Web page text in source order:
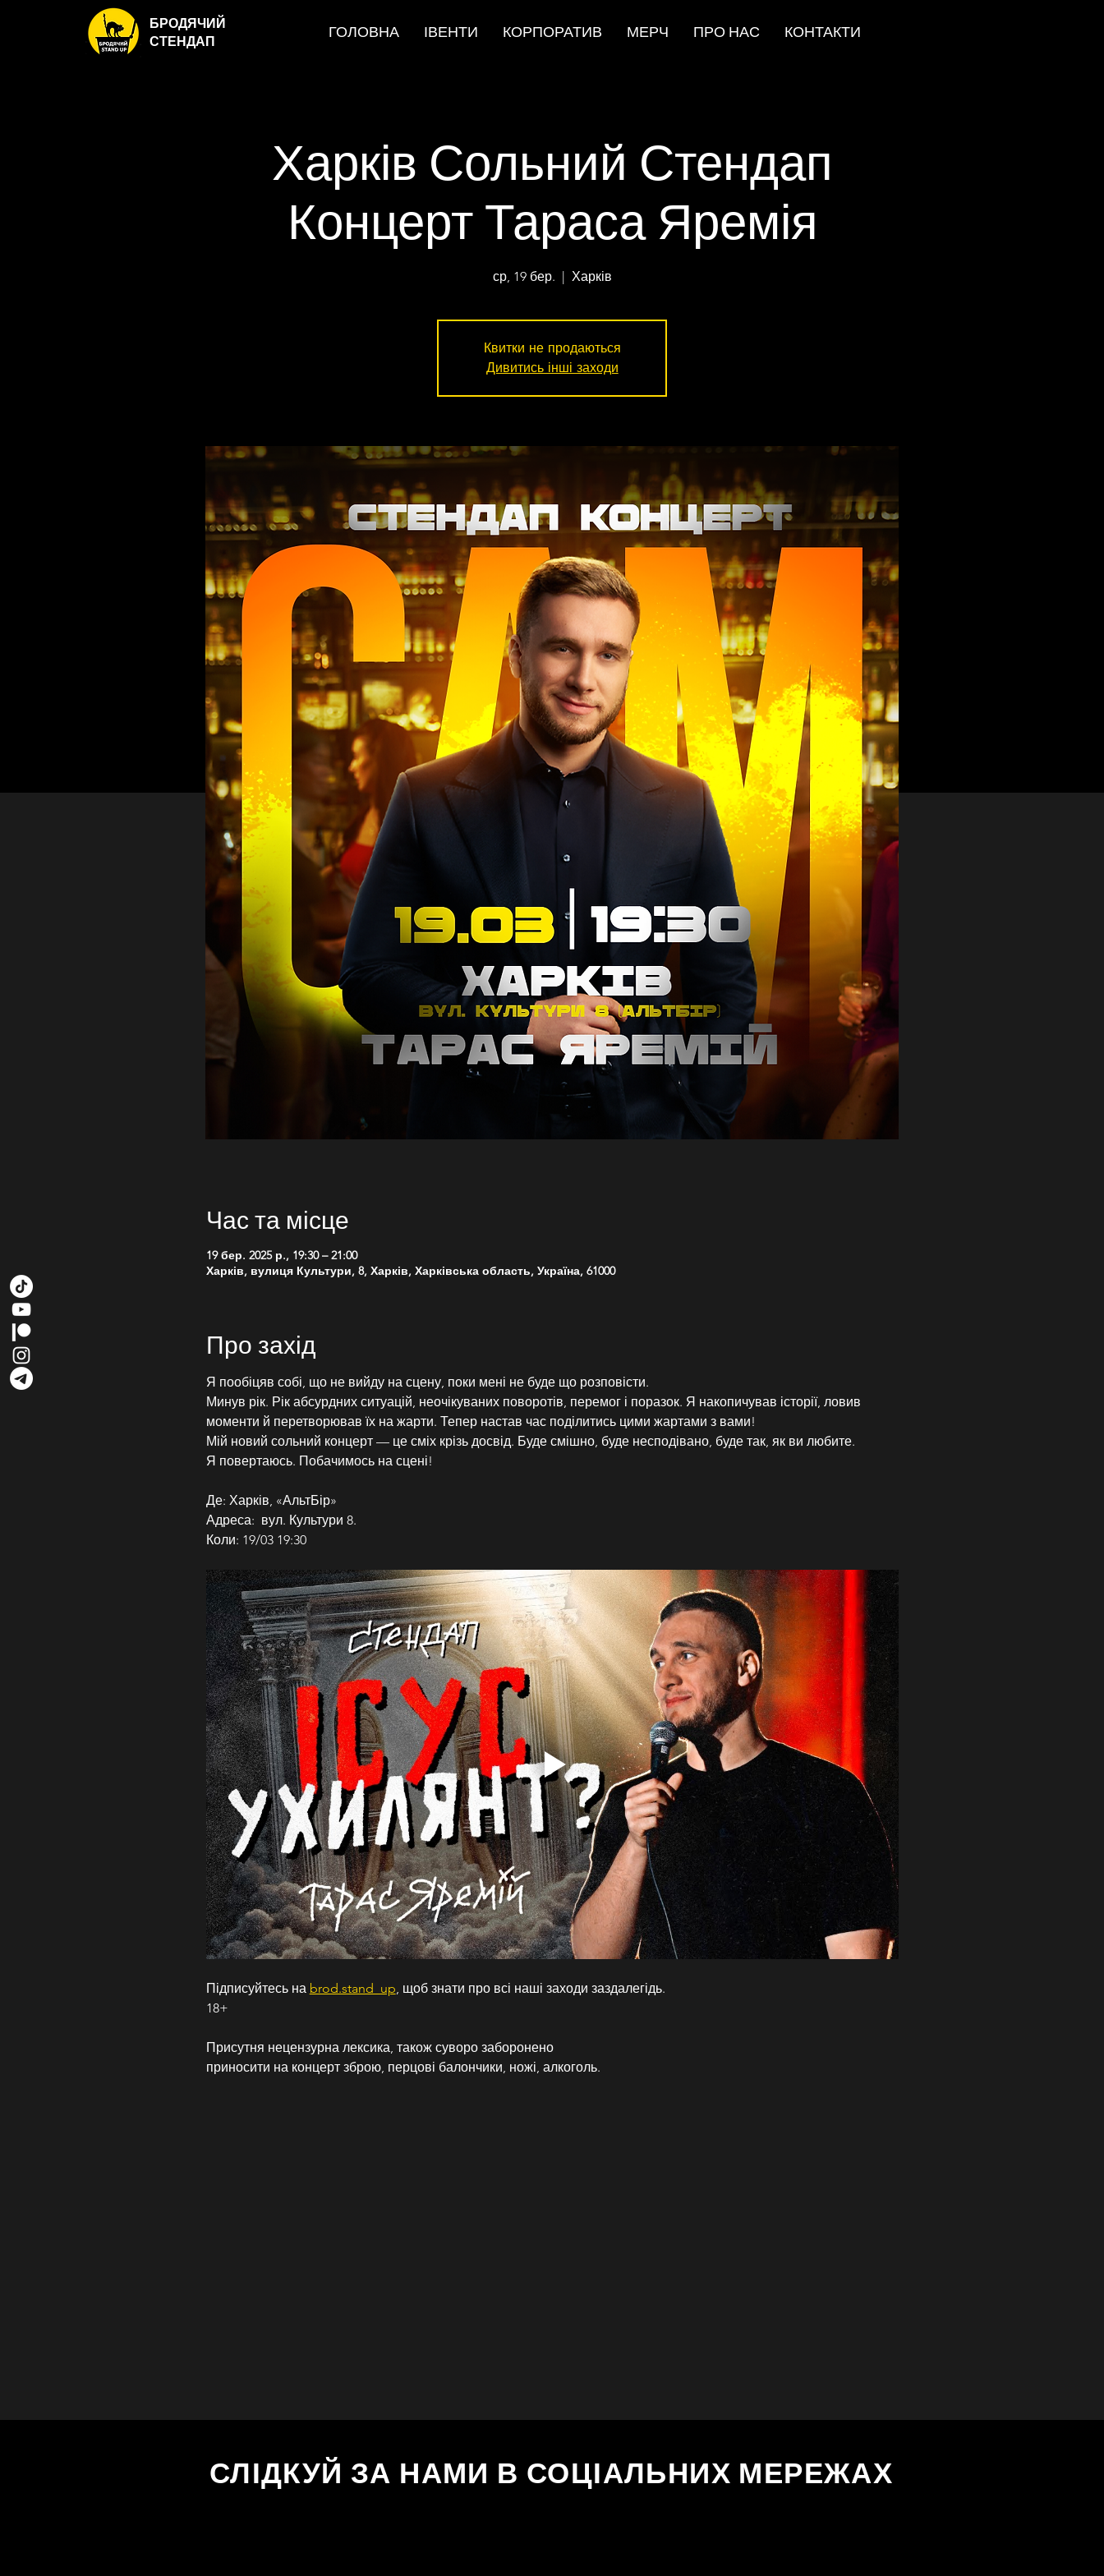
БРОДЯЧИЙ
СТЕНДАП
ГОЛОВНА ІВЕНТИ КОРПОРАТИВ МЕРЧ ПРО НАС КОНТАКТИ
Харків Сольний Стендап
Концерт Тараса Яремія
ср, 19 бер.
  |
Харків
Квитки не продаються
Дивитись інші заходи
Час та місце
19 бер. 2025 р., 19:30 – 21:00
Харків, вулиця Культури, 8, Харків, Харківська область, Україна, 61000
Про захід
Я пообіцяв собі, що не вийду на сцену, поки мені не буде що розповісти.
Минув рік. Рік абсурдних ситуацій, неочікуваних поворотів, перемог і поразок. Я накопичував історії, ловив
моменти й перетворював їх на жарти. Тепер настав час поділитись цими жартами з вами!
Мій новий сольний концерт — це сміх крізь досвід. Буде смішно, буде несподівано, буде так, як ви любите.
Я повертаюсь. Побачимось на сцені!
Де: Харків, «АльтБір»
Адреса:  вул. Культури 8.
Коли: 19/03 19:30
Підписуйтесь на brod.stand_up, щоб знати про всі наші заходи заздалегідь.
18+
Присутня нецензурна лексика, також суворо заборонено
приносити на концерт зброю, перцові балончики, ножі, алкоголь.
СЛІДКУЙ ЗА НАМИ В СОЦІАЛЬНИХ МЕРЕЖАХ